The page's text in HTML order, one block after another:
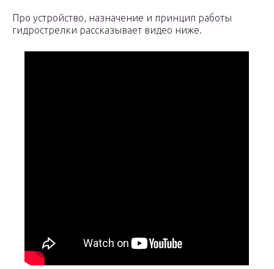
Про устройство, назначение и принцип работы
гидрострелки рассказывает видео ниже.